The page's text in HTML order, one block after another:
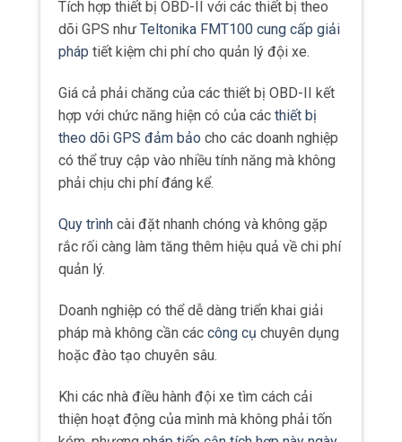
Tích hợp thiết bị OBD-II với các thiết bị theo
dõi GPS như Teltonika FMT100 cung cấp giải
pháp tiết kiệm chi phí cho quản lý đội xe.
Giá cả phải chăng của các thiết bị OBD-II kết
hợp với chức năng hiện có của các thiết bị
theo dõi GPS đảm bảo cho các doanh nghiệp
có thể truy cập vào nhiều tính năng mà không
phải chịu chi phí đáng kể.
Quy trình cài đặt nhanh chóng và không gặp
rắc rối càng làm tăng thêm hiệu quả về chi phí
quản lý.
Doanh nghiệp có thể dễ dàng triển khai giải
pháp mà không cần các công cụ chuyên dụng
hoặc đào tạo chuyên sâu.
Khi các nhà điều hành đội xe tìm cách cải
thiện hoạt động của mình mà không phải tốn